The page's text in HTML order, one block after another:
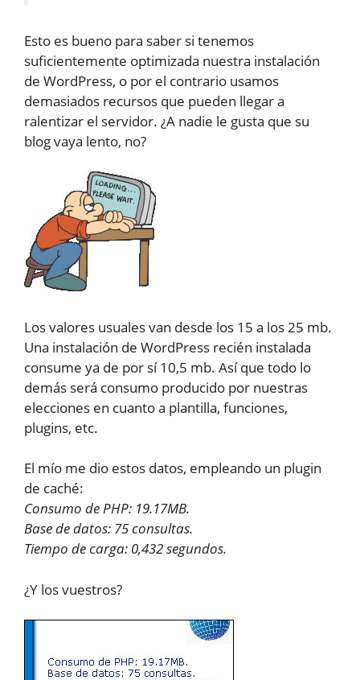
Esto es bueno para saber si tenemos
suficientemente optimizada nuestra instalación
de WordPress, o por el contrario usamos
demasiados recursos que pueden llegar a
ralentizar el servidor. ¿A nadie le gusta que su
blog vaya lento, no?
Los valores usuales van desde los 15 a los 25 mb.
Una instalación de WordPress recién instalada
consume ya de por sí 10,5 mb. Así que todo lo
demás será consumo producido por nuestras
elecciones en cuanto a plantilla, funciones,
plugins, etc.
El mío me dio estos datos, empleando un plugin
de caché:
Consumo de PHP: 19.17MB.
Base de datos: 75 consultas.
Tiempo de carga: 0,432 segundos.
¿Y los vuestros?